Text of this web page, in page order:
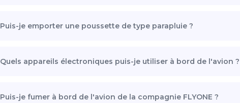
Puis-je emporter une poussette de type parapluie ?
Quels appareils électroniques puis-je utiliser à bord de l'avion ?
Puis-je fumer à bord de l'avion de la compagnie FLYONE ?